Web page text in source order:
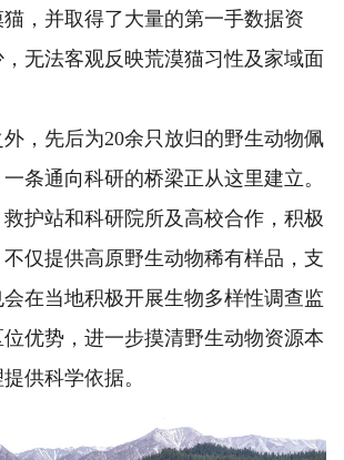
，并取得了大量的第一手数据资
无法客观反映荒漠猫习性及家域面
先后为20余只放归的野生动物佩
条通向科研的桥梁正从这里建立。
站和科研院所及高校合作，积极
仅提供高原野生动物稀有样品，支
在当地积极开展生物多样性调查监
优势，进一步摸清野生动物资源本
供科学依据。